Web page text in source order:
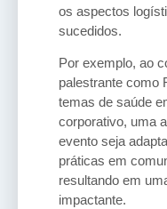
os aspectos
sucedidos.
Por exemplo, ao
palestrante como
temas de saúde
corporativo, uma
evento seja
práticas em
resultando em
impactante.